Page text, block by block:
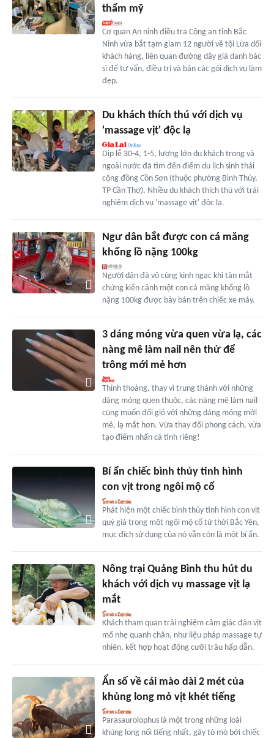
thẩm mỹ
Cơ quan An ninh điều tra Công an tỉnh Bắc
Ninh vừa bắt tạm giam 12 người về tội Lừa dối
khách hàng, liên quan đường dây giả danh bác
sĩ để tư vấn, điều trị và bán các gói dịch vụ làm
đẹp.
Du khách thích thú với dịch vụ
'massage vịt' độc lạ
Dịp lễ 30-4, 1-5, lượng lớn du khách trong và
ngoài nước đã tìm đến điểm du lịch sinh thái
cộng đồng Cồn Sơn (thuộc phường Bình Thủy,
TP Cần Thơ). Nhiều du khách thích thú với trải
nghiệm dịch vụ 'massage vịt' độc lạ.
Ngư dân bắt được con cá măng
khổng lồ nặng 100kg
Người dân đã vô cùng kinh ngạc khi tận mắt
chứng kiến cảnh một con cá măng khổng lồ
nặng 100kg được bày bán trên chiếc xe máy.
3 dáng móng vừa quen vừa lạ, các
nàng mê làm nail nên thử để
trông mới mẻ hơn
Thỉnh thoảng, thay vì trung thành với những
dáng móng quen thuộc, các nàng mê làm nail
cũng muốn đổi gió với những dáng móng mới
mẻ, lạ mắt hơn. Vừa thay đổi phong cách, vừa
tạo điểm nhấn cá tính riêng!
Bí ẩn chiếc bình thủy tinh hình
con vịt trong ngôi mộ cổ
Phát hiện một chiếc bình thủy tinh hình con vịt
quý giá trong một ngôi mộ cổ từ thời Bắc Yên,
mục đích sử dụng của nó vẫn còn là một bí ẩn.
Nông trại Quảng Bình thu hút du
khách với dịch vụ massage vịt lạ
mắt
Khách tham quan trải nghiệm cảm giác đàn vịt
mổ nhẹ quanh chân, như liệu pháp massage tự
nhiên, kết hợp hoạt động cưỡi trâu hấp dẫn.
Ẩn số về cái mào dài 2 mét của
khủng long mỏ vịt khét tiếng
Parasaurolophus là một trong những loài
khủng long nổi tiếng nhất, gây tò mò bởi chiếc